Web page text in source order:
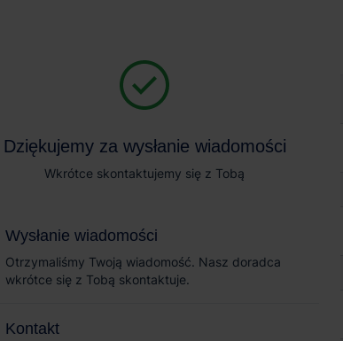
Dziękujemy za wysłanie wiadomości
Wkrótce skontaktujemy się z Tobą
Wysłanie wiadomości
Otrzymaliśmy Twoją wiadomość. Nasz doradca
wkrótce się z Tobą skontaktuje.
Kontakt
Dziękujemy za wysłanie wiadomości
Wkrótce skontaktujemy się z Tobą
Wysłanie wiadomości
Otrzymaliśmy Twoją wiadomość. Nasz doradca
wkrótce się z Tobą skontaktuje.
Kontakt